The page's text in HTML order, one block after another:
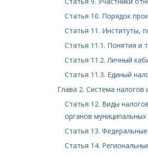
Статья 10. Порядок
Статья 11. Институты,
Статья 11.1. Понятия и
Статья 11.2. Личный
Статья 11.3. Единый
Глава 2. Система
Статья 12. Виды
органов
Статья 13.
Статья 14.